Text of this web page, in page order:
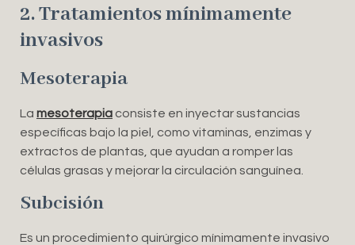
2. Tratamientos mínimamente
invasivos
Mesoterapia
La mesoterapia consiste en inyectar sustancias
específicas bajo la piel, como vitaminas, enzimas y
extractos de plantas, que ayudan a romper las
células grasas y mejorar la circulación sanguínea.
Subcisión
Es un procedimiento quirúrgico mínimamente invasivo